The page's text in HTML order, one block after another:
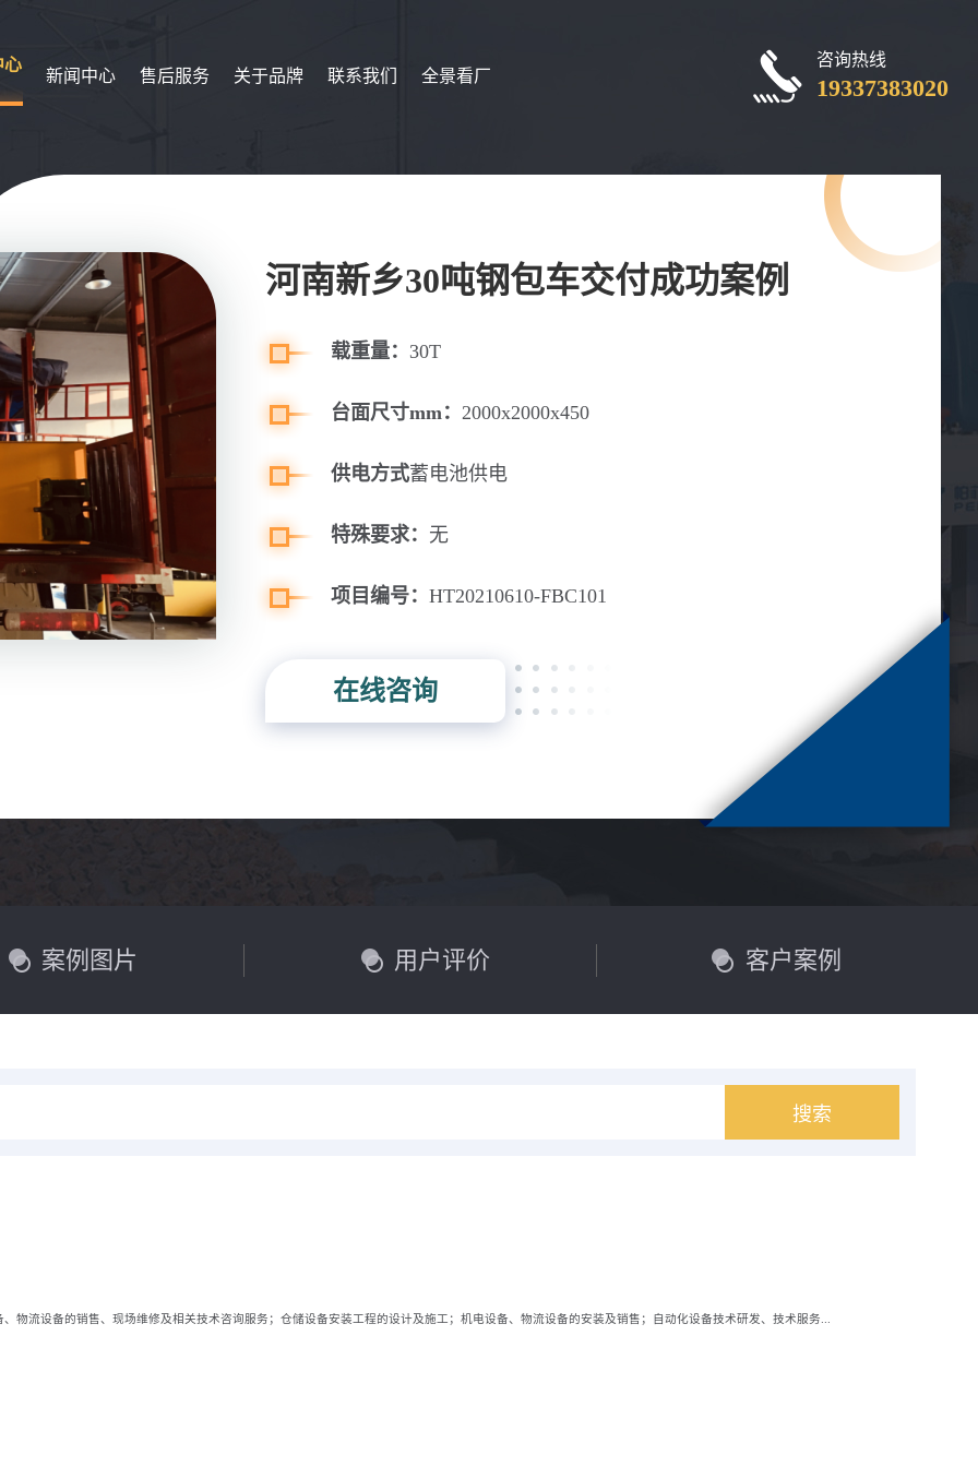
心
新闻中心 售后服务 关于品牌 联系我们 全景看厂
咨询热线
19337383020
河南新乡30吨钢包车交付成功案例
载重量： 30T
台面尺寸mm： 2000x2000x450
供电方式蓄电池供电
特殊要求： 无
项目编号： HT20210610-FBC101
在线咨询
案例图片 用户评价 客户案例
搜索
物流设备的销售、现场维修及相关技术咨询服务；仓储设备安装工程的设计及施工；机电设备、物流设备的安装及销售；自动化设备技术研发、技术服务...